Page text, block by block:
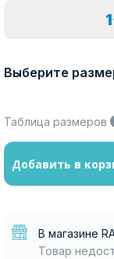
Выберите
Таблица размеров
Добавить в
В магазине
Товар